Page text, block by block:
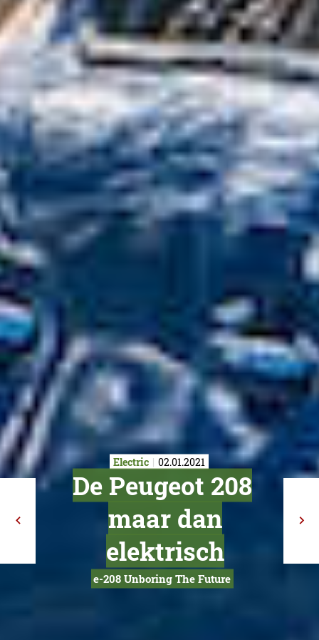
Electric 02.01.2021